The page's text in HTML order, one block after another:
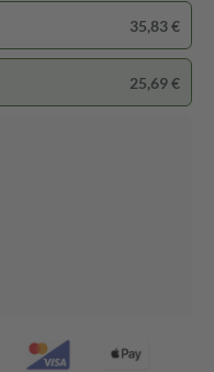
35,83 €
25,69 €